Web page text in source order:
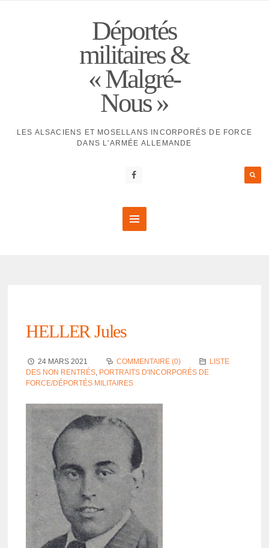
Déportés
militaires &
« Malgré-
Nous »
LES ALSACIENS ET MOSELLANS INCORPORÉS DE FORCE
DANS L'ARMÉE ALLEMANDE
HELLER Jules
24 MARS 2021 COMMENTAIRE (0)
LISTE
DES NON RENTRÉS, PORTRAITS D'INCORPORÉS DE
FORCE/DÉPORTÉS MILITAIRES